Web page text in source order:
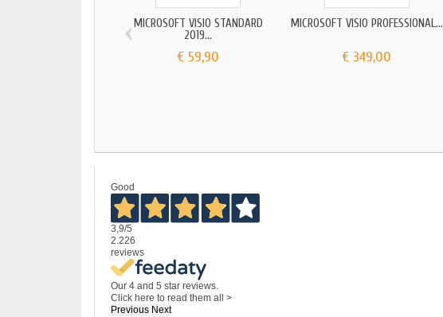
MICROSOFT VISIO STANDARD
2019...
€ 59,90
MICROSOFT VISIO PROFESSIONAL...
€ 349,00
‹
Good
3,9/5
2.226
reviews
Our 4 and 5 star reviews.
Click here to read them all >
Previous Next